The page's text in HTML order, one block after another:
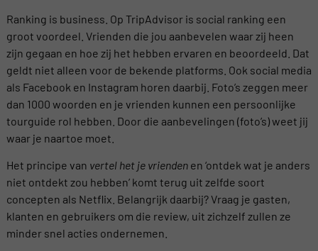
Ranking is business. Op TripAdvisor is social ranking een
groot voordeel. Vrienden die jou aanbevelen waar zij heen
zijn gegaan en hoe zij het hebben ervaren en beoordeeld. Dat
geldt niet alleen voor de bekende platforms. Ook social media
als Facebook en Instagram horen daarbij. Foto’s zeggen meer
dan 1000 woorden en je vrienden kunnen een persoonlijke
tourguide rol hebben. Door die aanbevelingen (foto’s) weet jij
waar je naartoe moet.
Het principe van vertel het je vriendenen ‘ontdek wat je anders
niet ontdekt zou hebben’ komt terug uit zelfde soort
concepten als Netflix. Belangrijk daarbij? Vraag je gasten,
klanten en gebruikers om die review, uit zichzelf zullen ze
minder snel acties ondernemen.